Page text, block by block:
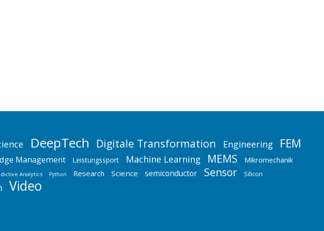
DeepTech Digitale Transformation Engineering FEM
Management Leistungssport Machine Learning MEMS Mikromechanik
Analytics Python Research Science semiconductor Sensor Silicon
Video